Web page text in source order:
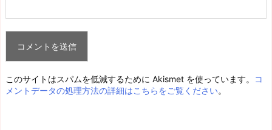
このサイトはスパムを低減するために Akismet を使っています。
コ
メントデータの処理方法の詳細はこちらをご覧ください。